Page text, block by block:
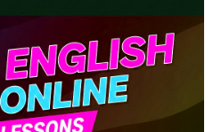
yayınlanan yazı, haber ve
Mega Ajans ve Rek. Tic. A.Ş'ye
dahi